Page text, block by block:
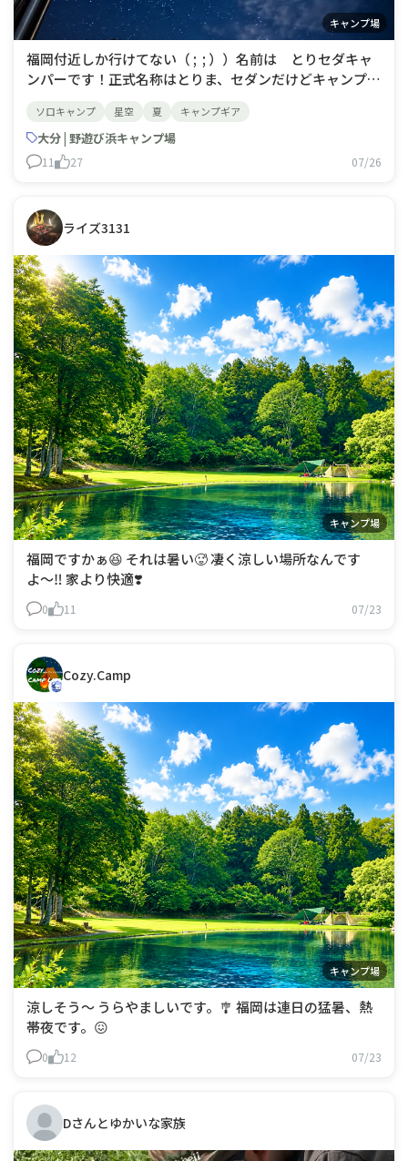
キャンプ場
福岡付近しか行けてない（ ; ; ））名前は とりセダキャ
ンパーです！正式名称はとりま、セダンだけどキャンプし
吉浜リゾートパーク🏝️に隣接します野遊び浜キャンプ場
でキャンプしました⭐︎目の前に広がる広大な別府湾を拝み
つつ潮風が気持ちいい
ソロキャンプ 星空 夏 キャンプギア
大分 | 野遊び浜キャンプ場
11 27 07/26
ライズ3131
キャンプ場
福岡ですかぁ😆 それは暑い🥵 凄く涼しい場所なんです
よ〜‼️ 家より快適❣️
0 11 07/23
Cozy.Camp
キャンプ場
涼しそう〜 うらやましいです。🎐 福岡は連日の猛暑、熱
帯夜です。😖
0 12 07/23
Dさんとゆかいな家族